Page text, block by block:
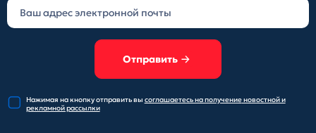
Отправить
Нажимая на кнопку отправитьвы соглашаетесь на получениеновостной и
рекламной рассылки